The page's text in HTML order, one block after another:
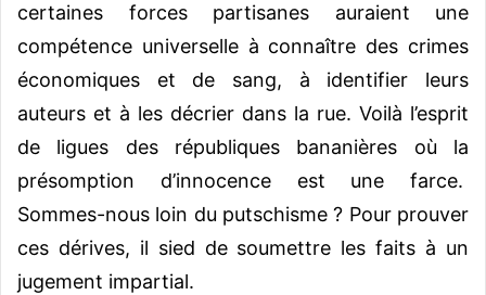
certaines forces partisanes auraient une
compétence universelle à connaître des crimes
économiques et de sang, à identifier leurs
auteurs et à les décrier dans la rue. Voilà l’esprit
de ligues des républiques bananières où la
présomption d’innocence est une farce.
Sommes-nous loin du putschisme ? Pour prouver
ces dérives, il sied de soumettre les faits à un
jugement impartial.